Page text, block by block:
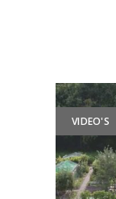
VIDEO'S